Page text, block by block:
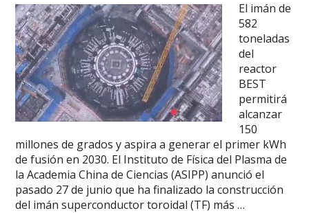
El imán de
582
toneladas
del
reactor
BEST
permitirá
alcanzar
150
millones de grados y aspira a generar el primer kWh
de fusión en 2030. El Instituto de Física del Plasma de
la Academia China de Ciencias (ASIPP) anunció el
pasado 27 de junio que ha finalizado la construcción
del imán superconductor toroidal (TF) más …